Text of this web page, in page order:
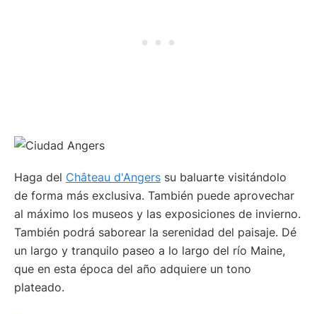
Haga del Château d'Angers su baluarte visitándolo
de forma más exclusiva. También puede aprovechar
al máximo los museos y las exposiciones de invierno.
También podrá saborear la serenidad del paisaje. Dé
un largo y tranquilo paseo a lo largo del río Maine,
que en esta época del año adquiere un tono
plateado.